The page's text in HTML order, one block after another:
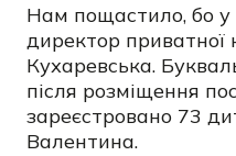
Нам пощастило, бо у
директор приватної
Кухаревська.
після розміщення
зареєстровано 73
Валентина.